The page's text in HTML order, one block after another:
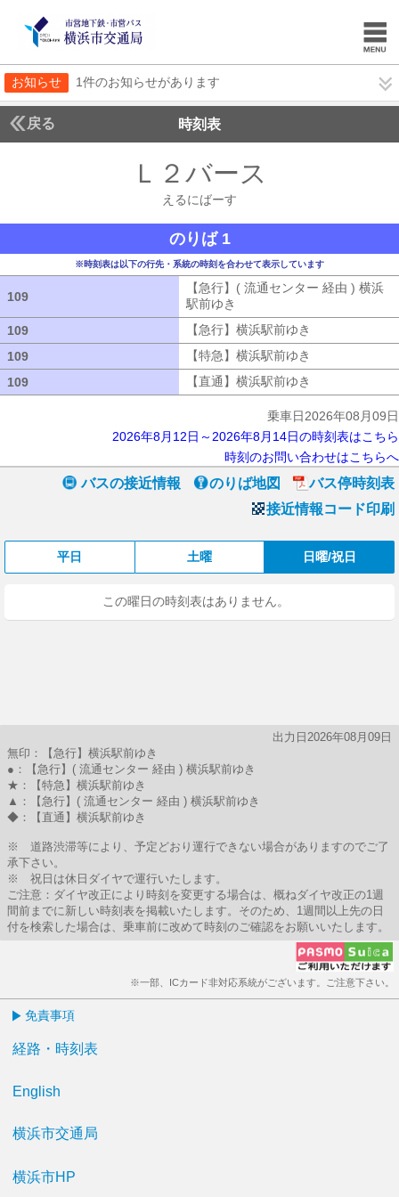
お知らせ 1件のお知らせがあります
戻る 時刻表
Ｌ２バース
えるにばーす
のりば 1
※時刻表は以下の行先・系統の時刻を合わせて表示しています
109
【急行】( 流通センター 経由 ) 横浜
駅前ゆき
109
【急行】横浜駅前ゆき
109
【特急】横浜駅前ゆき
109
【直通】横浜駅前ゆき
乗車日2026年08月09日
2026年8月12日～2026年8月14日の時刻表はこちら
時刻のお問い合わせはこちらへ
バスの接近情報 のりば地図
バス停時刻表
接近情報コード印刷
平日 土曜 日曜/祝日
この曜日の時刻表はありません。
出力日2026年08月09日
無印：【急行】横浜駅前ゆき
●：【急行】( 流通センター 経由 ) 横浜駅前ゆき
★：【特急】横浜駅前ゆき
▲：【急行】( 流通センター 経由 ) 横浜駅前ゆき
◆：【直通】横浜駅前ゆき
※ 道路渋滞等により、予定どおり運行できない場合がありますのでご了
承下さい。
※ 祝日は休日ダイヤで運行いたします。
ご注意：ダイヤ改正により時刻を変更する場合は、概ねダイヤ改正の1週
間前までに新しい時刻表を掲載いたします。そのため、1週間以上先の日
付を検索した場合は、乗車前に改めて時刻のご確認をお願いいたします。
※一部、ICカード非対応系統がございます。ご注意下さい。
免責事項
経路・時刻表
English
横浜市交通局
横浜市HP